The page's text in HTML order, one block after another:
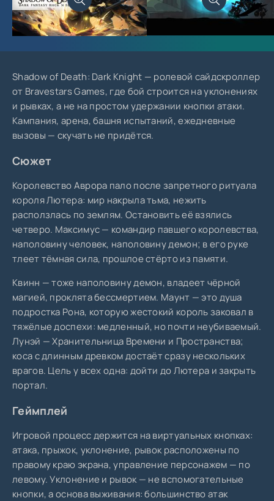
Shadow of Death: Dark Knight — ролевой сайдскроллер
от Bravestars Games, где бой строится на уклонениях
и рывках, а не на простом удержании кнопки атаки.
Кампания, арена, башня испытаний, ежедневные
вызовы — скучать не придётся.
Сюжет
Королевство Аврора пало после запретного ритуала
короля Лютера: мир накрыла тьма, нежить
расползлась по землям. Остановить её взялись
четверо. Максимус — командир павшего королевства,
наполовину человек, наполовину демон; в его руке
тлеет тёмная сила, прошлое стёрто из памяти.
Квинн — тоже наполовину демон, владеет чёрной
магией, проклята бессмертием. Маунт — это душа
подростка Рона, которую жестокий король заковал в
тяжёлые доспехи: медленный, но почти неубиваемый.
Лунэй — Хранительница Времени и Пространства;
коса с длинным древком достаёт сразу нескольких
врагов. Цель у всех одна: дойти до Лютера и закрыть
портал.
Геймплей
Игровой процесс держится на виртуальных кнопках:
атака, прыжок, уклонение, рывок расположены по
правому краю экрана, управление персонажем — по
левому. Уклонение и рывок — не вспомогательные
кнопки, а основа выживания: большинство атак